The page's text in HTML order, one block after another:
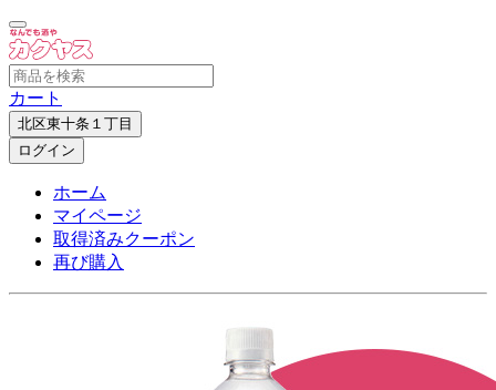
カート
北区東十条１丁目
ログイン
ホーム
マイページ
取得済みクーポン
再び購入